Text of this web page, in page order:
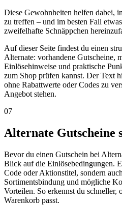
Diese Gewohnheiten helfen dabei,
zu treffen – und im besten Fall
zweifelhafte Schnäppchen
Auf dieser Seite findest du einen
Alternate: vorhandene Gutscheine,
Einlösehinweise und praktische
zum Shop prüfen kannst. Der Text
ohne Rabattwerte oder Codes zu
Angebot stehen.
07
Alternate Gutscheine
Bevor du einen Gutschein bei
Blick auf die Einlösebedingungen.
Code oder Aktionstitel, sondern
Sortimentsbindung und mögliche
Vorteilen. So erkennst du schneller,
Warenkorb passt.